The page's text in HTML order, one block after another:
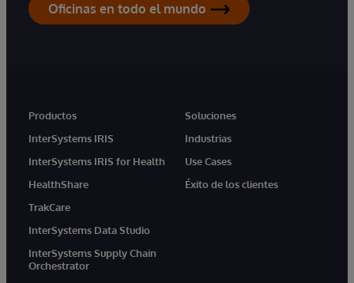
Oficinas en todo el mundo
Productos
InterSystems IRIS
InterSystems IRIS for Health
HealthShare
TrakCare
InterSystems Data Studio
InterSystems Supply Chain
Orchestrator
Soluciones
Industrias
Use Cases
Éxito de los clientes